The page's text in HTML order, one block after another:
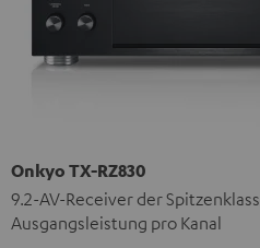
Onkyo TX-RZ830
9.2-AV-Receiver der
Ausgangsleistung pro Kanal